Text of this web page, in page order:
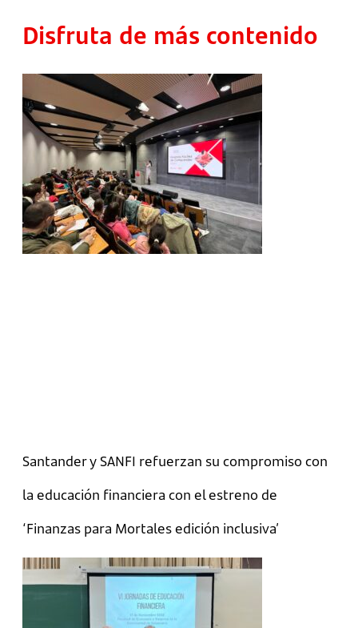
Disfruta de más contenido
Santander y SANFI refuerzan su compromiso con
la educación financiera con el estreno de
‘Finanzas para Mortales edición inclusiva’